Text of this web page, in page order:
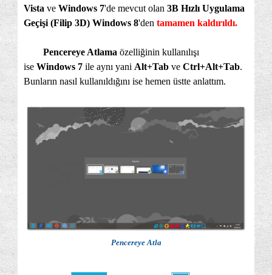
Vista ve Windows 7'de mevcut olan 3B Hızlı Uygulama
Geçişi (Filip 3D) Windows 8'den tamamen kaldırıldı.
Pencereye Atlama özelliğinin kullanılışı
ise Windows 7 ile aynı yani Alt+Tab ve Ctrl+Alt+Tab.
Bunların nasıl kullanıldığını ise hemen üstte anlattım.
Pencereye Atla